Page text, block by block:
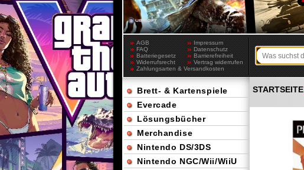
AGB
Impressum
FAQ
Datenschutz
Batteriegesetz
Barrierefreiheit
Widerrufsrecht
Vertrag widerrufen
Zahlungsarten & Versandkosten
STARTSEITE
Brett- & Kartenspiele
Evercade
Lösungsbücher
Merchandise
Nintendo DS/3DS
Nintendo NGC/Wii/WiiU